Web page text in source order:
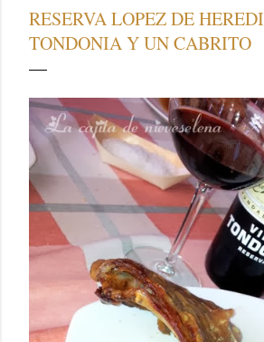
RESERVA LOPEZ DE
TONDONIA Y UN CABRITO